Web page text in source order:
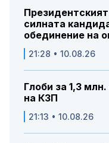
силната
обединение на
21:28 • 10.08.26
Глоби за 1,3
на КЗП
21:13 • 10.08.26